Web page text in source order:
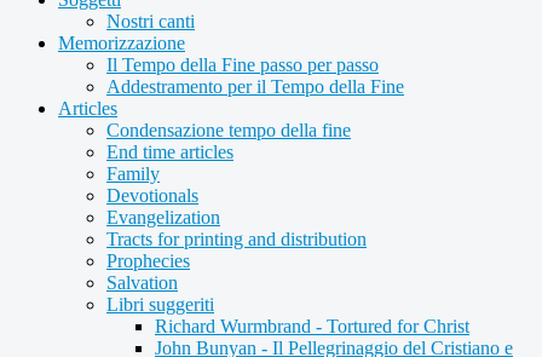
Nostri canti
Memorizzazione
Il Tempo della Fine passo per passo
Addestramento per il Tempo della Fine
Articles
Condensazione tempo della fine
End time articles
Family
Devotionals
Evangelization
Tracts for printing and distribution
Prophecies
Salvation
Libri suggeriti
Richard Wurmbrand - Tortured for Christ
John Bunyan - Il Pellegrinaggio del Cristiano e